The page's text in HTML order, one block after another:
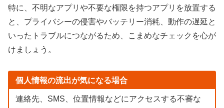
特に、不明なアプリや不要な権限を持つアプリを放置する
と、プライバシーの侵害やバッテリー消耗、動作の遅延と
いったトラブルにつながるため、こまめなチェックを心が
けましょう。
個人情報の流出が気になる場合
連絡先、SMS、位置情報などにアクセスする不審な